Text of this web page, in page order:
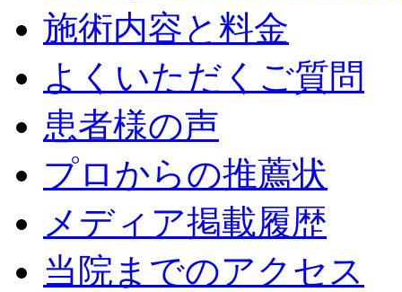
施術内容と料金
よくいただくご質問
患者様の声
プロからの推薦状
メディア掲載履歴
当院までのアクセス